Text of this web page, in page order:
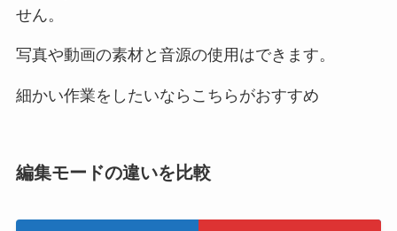
せん。
写真や動画の素材と音源の使用はできます。
細かい作業をしたいならこちらがおすすめ
編集モードの違いを比較